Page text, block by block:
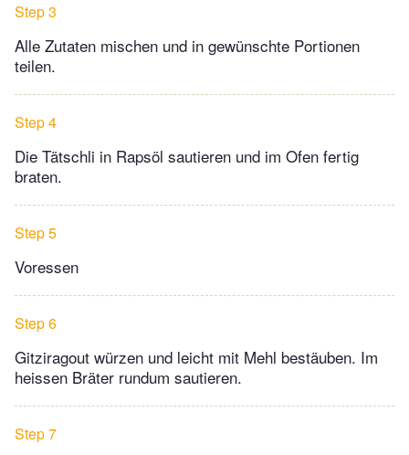
Step 3
Alle Zutaten mischen und in gewünschte Portionen
teilen.
Step 4
Die Tätschli in Rapsöl sautieren und im Ofen fertig
braten.
Step 5
Voressen
Step 6
Gitziragout würzen und leicht mit Mehl bestäuben. Im
heissen Bräter rundum sautieren.
Step 7